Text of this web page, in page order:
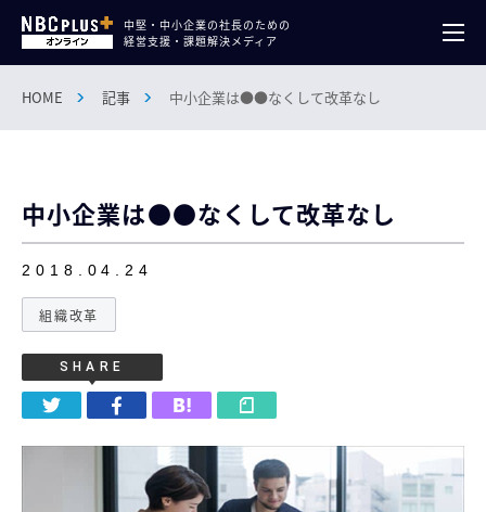
中堅・中小企業の社長のための
経営支援・課題解決メディア
HOME 記事 中小企業は●●なくして改革なし
中小企業は●●なくして改革なし
2018.04.24
組織改革
SHARE